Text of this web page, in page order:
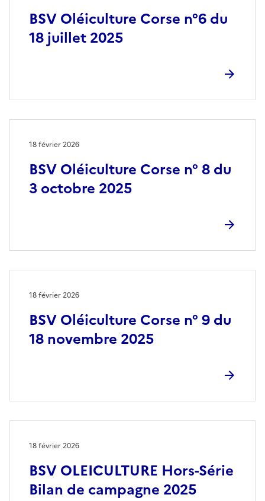
BSV Oléiculture Corse n°6 du
18 juillet 2025
BSV Oléiculture Corse n° 8 du
3 octobre 2025
18 février 2026
BSV Oléiculture Corse n° 9 du
18 novembre 2025
18 février 2026
BSV OLEICULTURE Hors-Série
Bilan de campagne 2025
18 février 2026